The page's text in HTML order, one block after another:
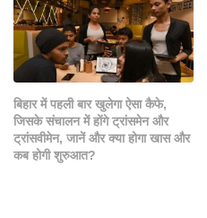
बिहार में पहली बार खुलेगा ऐसा कैफे,
जिसके संचालन में होंगे ट्रांसमेन और
ट्रांसवीमेन, जानें और क्या होगा खास और
कब होगी शुरुआत?